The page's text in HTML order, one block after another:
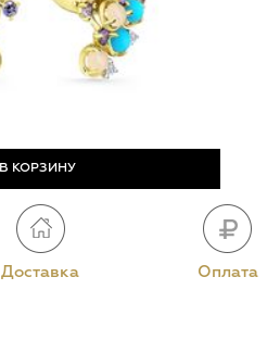
Доставка Оплата